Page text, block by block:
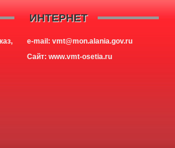
ИНТЕРНЕТ
e-mail: vmt@mon.alania.gov.ru
Cайт: www.vmt-osetia.ru